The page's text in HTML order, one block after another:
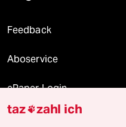
Feedback
Aboservice
ePaper Login
Downloads für
taz zahl ich